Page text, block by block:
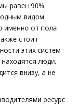
равен 90%.
видом
именно от пола
стоит
этих систем
люди.
внизу, а не
ресурс